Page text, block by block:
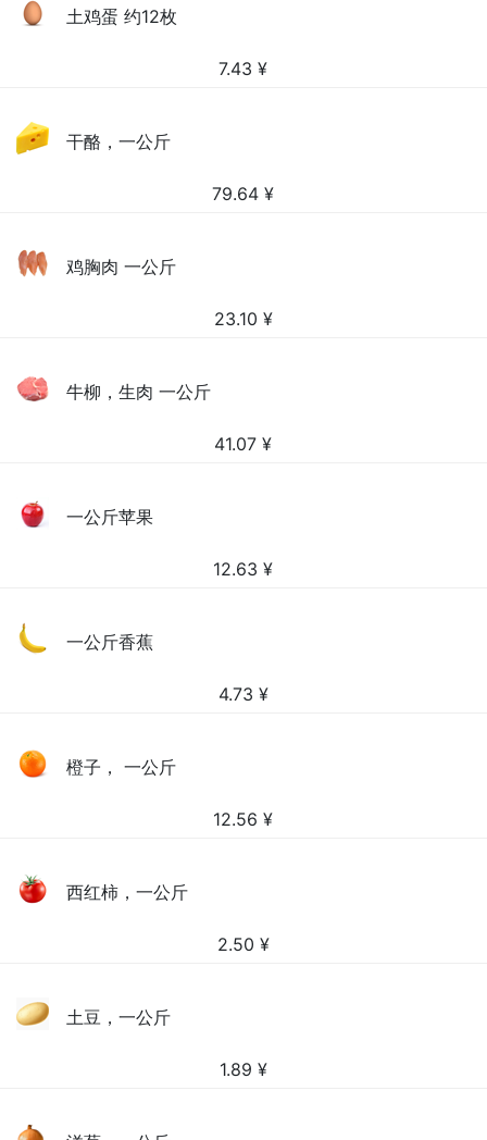
土鸡蛋 约12枚
7.43 ¥
干酪，一公斤
79.64 ¥
鸡胸肉 一公斤
23.10 ¥
牛柳，生肉 一公斤
41.07 ¥
一公斤苹果
12.63 ¥
一公斤香蕉
4.73 ¥
橙子， 一公斤
12.56 ¥
西红柿，一公斤
2.50 ¥
土豆，一公斤
1.89 ¥